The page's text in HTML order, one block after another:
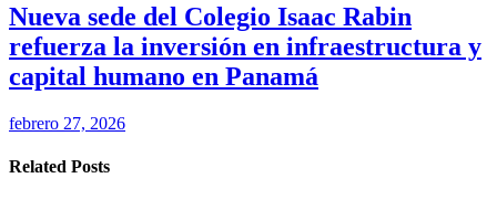
Nueva sede del Colegio Isaac Rabin
refuerza la inversión en infraestructura y
capital humano en Panamá
febrero 27, 2026
Related Posts